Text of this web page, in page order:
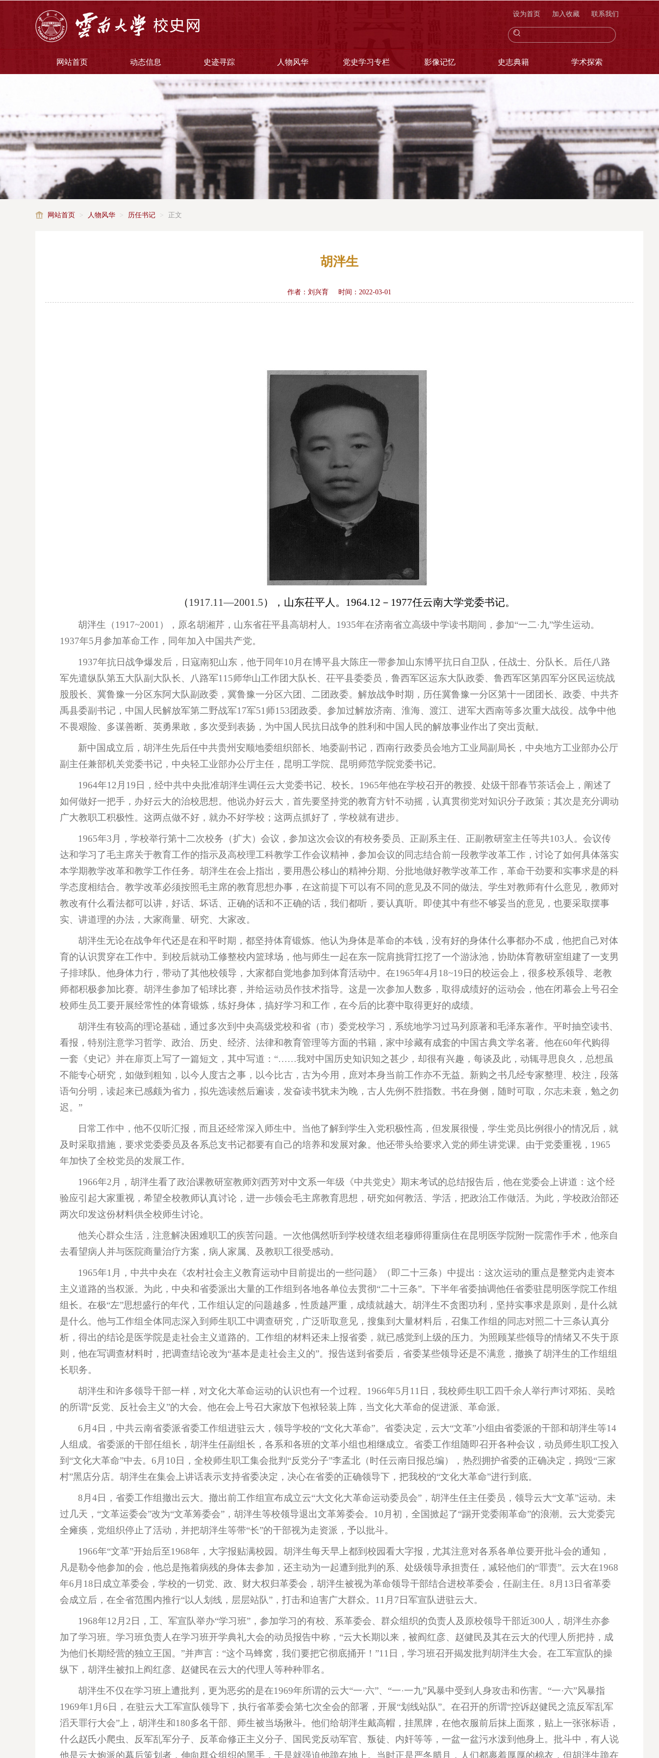
设为首页 加入收藏 联系我们
网站首页 动态信息 史迹寻踪 人物风华 党史学习专栏 影像记忆 史志典籍 学术探索
网站首页 > 人物风华 > 历任书记 > 正文
胡泮生
作者：刘兴育 时间：2022-03-01
（ 1917.11—2001.5），山东茌平人。 1964.12－1977任云南大学党委书记。
胡泮生（1917~2001），原名胡湘芹，山东省茌平县高胡村人。1935年在济南省立高级中学读书期间，参加“一二·九”学生运动。
1937年5月参加革命工作，同年加入中国共产党。
1937年抗日战争爆发后，日寇南犯山东，他于同年10月在博平县大陈庄一带参加山东博平抗日自卫队，任战士、分队长。后任八路
军先遣纵队第五大队副大队长、八路军115师华山工作团大队长、茌平县委委员，鲁西军区运东大队政委、鲁西军区第四军分区民运统战
股股长、冀鲁豫一分区东阿大队副政委，冀鲁豫一分区六团、二团政委。解放战争时期，历任冀鲁豫一分区第十一团团长、政委、中共齐
禹县委副书记，中国人民解放军第二野战军17军51师153团政委。参加过解放济南、淮海、渡江、进军大西南等多次重大战役。战争中他
不畏艰险、多谋善断、英勇果敢，多次受到表扬，为中国人民抗日战争的胜利和中国人民的解放事业作出了突出贡献。
新中国成立后，胡泮生先后任中共贵州安顺地委组织部长、地委副书记，西南行政委员会地方工业局副局长，中央地方工业部办公厅
副主任兼部机关党委书记，中央轻工业部办公厅主任，昆明工学院、昆明师范学院党委书记。
1964年12月19日，经中共中央批准胡泮生调任云大党委书记、校长。1965年他在学校召开的教授、处级干部春节茶话会上，阐述了
如何做好一把手，办好云大的治校思想。他说办好云大，首先要坚持党的教育方针不动摇，认真贯彻党对知识分子政策；其次是充分调动
广大教职工积极性。这两点做不好，就办不好学校；这两点抓好了，学校就有进步。
1965年3月，学校举行第十二次校务（扩大）会议，参加这次会议的有校务委员、正副系主任、正副教研室主任等共103人。会议传
达和学习了毛主席关于教育工作的指示及高校理工科教学工作会议精神，参加会议的同志结合前一段教学改革工作，讨论了如何具体落实
本学期教学改革和教学工作任务。胡泮生在会上指出，要用愚公移山的精神分期、分批地做好教学改革工作，革命干劲要和实事求是的科
学态度相结合。教学改革必须按照毛主席的教育思想办事，在这前提下可以有不同的意见及不同的做法。学生对教师有什么意见，教师对
教改有什么看法都可以讲，好话、坏话、正确的话和不正确的话，我们都听，要认真听。即使其中有些不够妥当的意见，也要采取摆事
实、讲道理的办法，大家商量、研究、大家改。
胡泮生无论在战争年代还是在和平时期，都坚持体育锻炼。他认为身体是革命的本钱，没有好的身体什么事都办不成，他把自己对体
育的认识贯穿在工作中。到校后就动工修整校内篮球场，他与师生一起在东一院肩挑背扛挖了一个游泳池，协助体育教研室组建了一支男
子排球队。他身体力行，带动了其他校领导，大家都自觉地参加到体育活动中。在1965年4月18~19日的校运会上，很多校系领导、老教
师都积极参加比赛。胡泮生参加了铅球比赛，并给运动员作技术指导。这是一次参加人数多，取得成绩好的运动会，他在闭幕会上号召全
校师生员工要开展经常性的体育锻炼，练好身体，搞好学习和工作，在今后的比赛中取得更好的成绩。
胡泮生有较高的理论基础，通过多次到中央高级党校和省（市）委党校学习，系统地学习过马列原著和毛泽东著作。平时抽空读书、
看报，特别注意学习哲学、政治、历史、经济、法律和教育管理等方面的书籍，家中珍藏有成套的中国古典文学名著。他在60年代购得
一套《史记》并在扉页上写了一篇短文，其中写道：“……我对中国历史知识知之甚少，却很有兴趣，每谈及此，动辄寻思良久，总想虽
不能专心研究，如做到粗知，以今人度古之事，以今比古，古为今用，庶对本身当前工作亦不无益。新购之书几经专家整理、校注，段落
语句分明，读起来已感颇为省力，拟先选读然后遍读，发奋读书犹未为晚，古人先例不胜指数。书在身侧，随时可取，尔志未衰，勉之勿
迟。”
日常工作中，他不仅听汇报，而且还经常深入师生中。当他了解到学生入党积极性高，但发展很慢，学生党员比例很小的情况后，就
及时采取措施，要求党委委员及各系总支书记都要有自己的培养和发展对象。他还带头给要求入党的师生讲党课。由于党委重视，1965
年加快了全校党员的发展工作。
1966年2月，胡泮生看了政治课教研室教师刘西芳对中文系一年级《中共党史》期末考试的总结报告后，他在党委会上讲道：这个经
验应引起大家重视，希望全校教师认真讨论，进一步领会毛主席教育思想，研究如何教活、学活，把政治工作做活。为此，学校政治部还
两次印发这份材料供全校师生讨论。
他关心群众生活，注意解决困难职工的疾苦问题。一次他偶然听到学校缝衣组老穆师得重病住在昆明医学院附一院需作手术，他亲自
去看望病人并与医院商量治疗方案，病人家属、及教职工很受感动。
1965年1月，中共中央在《农村社会主义教育运动中目前提出的一些问题》（即二十三条）中提出：这次运动的重点是整党内走资本
主义道路的当权派。为此，中央和省委派出大量的工作组到各地各单位去贯彻“二十三条”。下半年省委抽调他任省委驻昆明医学院工作组
组长。在极“左”思想盛行的年代，工作组认定的问题越多，性质越严重，成绩就越大。胡泮生不贪图功利，坚持实事求是原则，是什么就
是什么。他与工作组全体同志深入到师生职工中调查研究，广泛听取意见，搜集到大量材料后，召集工作组的同志对照二十三条认真分
析，得出的结论是医学院是走社会主义道路的。工作组的材料还未上报省委，就已感觉到上级的压力。为照顾某些领导的情绪又不失于原
则，他在写调查材料时，把调查结论改为“基本是走社会主义的”。报告送到省委后，省委某些领导还是不满意，撤换了胡泮生的工作组组
长职务。
胡泮生和许多领导干部一样，对文化大革命运动的认识也有一个过程。1966年5月11日，我校师生职工四千余人举行声讨邓拓、吴晗
的所谓“反党、反社会主义”的大会。他在会上号召大家放下包袱轻装上阵，当文化大革命的促进派、革命派。
6月4日，中共云南省委派省委工作组进驻云大，领导学校的“文化大革命”。省委决定，云大“文革”小组由省委派的干部和胡泮生等14
人组成。省委派的干部任组长，胡泮生任副组长，各系和各班的文革小组也相继成立。省委工作组随即召开各种会议，动员师生职工投入
到“文化大革命”中去。6月10日，全校师生职工集会批判“反党分子”李孟北（时任云南日报总编），热烈拥护省委的正确决定，捣毁“三家
村”黑店分店。胡泮生在集会上讲话表示支持省委决定，决心在省委的正确领导下，把我校的“文化大革命”进行到底。
8月4日，省委工作组撤出云大。撤出前工作组宣布成立云“大文化大革命运动委员会”，胡泮生任主任委员，领导云大“文革”运动。未
过几天，“文革运委会”改为“文革筹委会”，胡泮生等校领导退出文革筹委会。10月初，全国掀起了“踢开党委闹革命”的浪潮。云大党委完
全瘫痪，党组织停止了活动，并把胡泮生等带“长”的干部视为走资派，予以批斗。
1966年“文革”开始后至1968年，大字报贴满校园。胡泮生每天早上都到校园看大字报，尤其注意对各系各单位要开批斗会的通知，
凡是勒令他参加的会，他总是拖着病残的身体去参加，还主动为一起遭到批判的系、处级领导承担责任，减轻他们的“罪责”。云大在1968
年6月18日成立革委会，学校的一切党、政、财大权归革委会，胡泮生被视为革命领导干部结合进校革委会，任副主任。8月13日省革委
会成立后，在全省范围内推行“以人划线，层层站队”，打击和迫害广大群众。11月7日军宣队进驻云大。
1968年12月2日，工、军宣队举办“学习班”，参加学习的有校、系革委会、群众组织的负责人及原校领导干部近300人，胡泮生亦参
加了学习班。学习班负责人在学习班开学典礼大会的动员报告中称，“云大长期以来，被阎红彦、赵健民及其在云大的代理人所把持，成
为他们长期经营的独立王国。”并声言：“这个马蜂窝，我们要把它彻底捅开！”11日，学习班召开揭发批判胡泮生大会。在工军宣队的操
纵下，胡泮生被扣上阎红彦、赵健民在云大的代理人等种种罪名。
胡泮生不仅在学习班上遭批判，更为恶劣的是在1969年所谓的云大“一·六”、“一·一九”风暴中受到人身攻击和伤害。“一·六”风暴指
1969年1月6日，在驻云大工军宣队领导下，执行省革委会第七次全会的部署，开展“划线站队”。在召开的所谓“控诉赵健民之流反军乱军
滔天罪行大会”上，胡泮生和180多名干部、师生被当场揪斗。他们给胡泮生戴高帽，挂黑牌，在他衣服前后抹上面浆，贴上一张张标语，
什么赵氏小爬虫、反军乱军分子、反革命修正主义分子、国民党反动军官、叛徒、内奸等等，一盆一盆污水泼到他身上。批斗中，有人说
他是云大炮派的幕后策划者，伸向群众组织的黑手，于是就强迫他跪在地上。当时正是严冬腊月，人们都裹着厚厚的棉衣，但胡泮生跪在